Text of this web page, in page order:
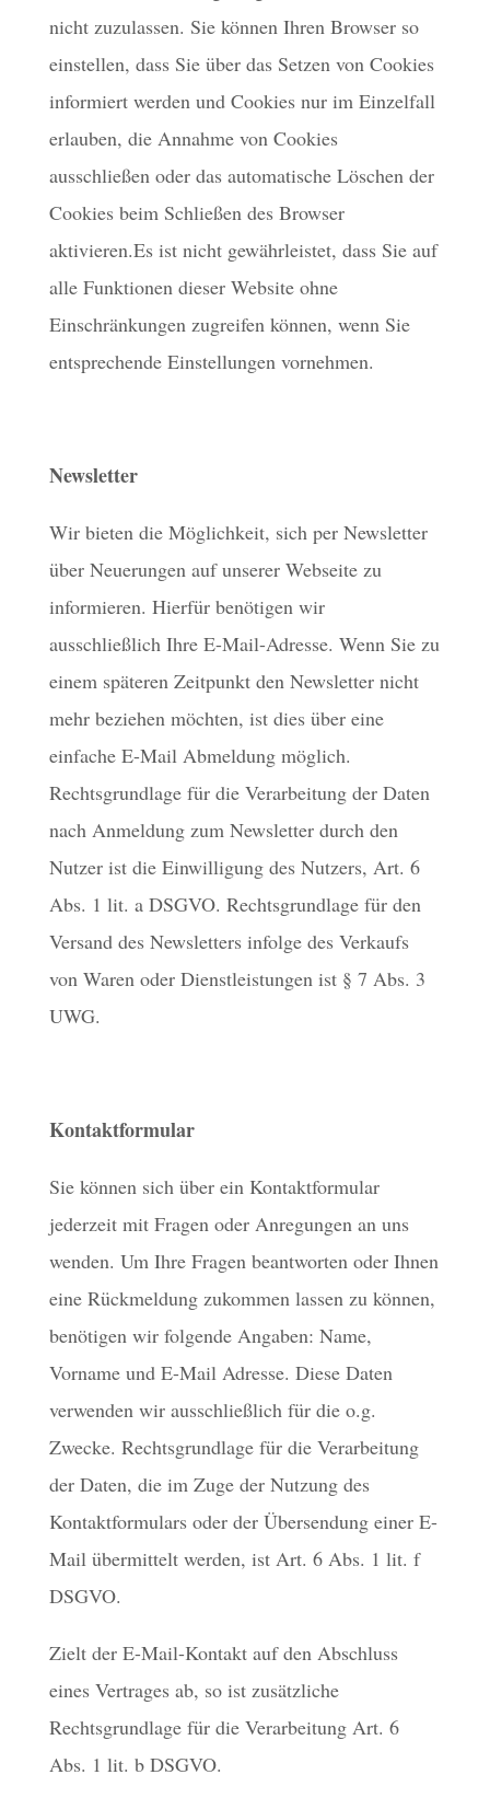
nicht zuzulassen. Sie können Ihren Browser so
einstellen, dass Sie über das Setzen von Cookies
informiert werden und Cookies nur im Einzelfall
erlauben, die Annahme von Cookies
ausschließen oder das automatische Löschen der
Cookies beim Schließen des Browser
aktivieren.Es ist nicht gewährleistet, dass Sie auf
alle Funktionen dieser Website ohne
Einschränkungen zugreifen können, wenn Sie
entsprechende Einstellungen vornehmen.
Newsletter
Wir bieten die Möglichkeit, sich per Newsletter
über Neuerungen auf unserer Webseite zu
informieren. Hierfür benötigen wir
ausschließlich Ihre E-Mail-Adresse. Wenn Sie zu
einem späteren Zeitpunkt den Newsletter nicht
mehr beziehen möchten, ist dies über eine
einfache E-Mail Abmeldung möglich.
Rechtsgrundlage für die Verarbeitung der Daten
nach Anmeldung zum Newsletter durch den
Nutzer ist die Einwilligung des Nutzers, Art. 6
Abs. 1 lit. a DSGVO. Rechtsgrundlage für den
Versand des Newsletters infolge des Verkaufs
von Waren oder Dienstleistungen ist § 7 Abs. 3
UWG.
Kontaktformular
Sie können sich über ein Kontaktformular
jederzeit mit Fragen oder Anregungen an uns
wenden. Um Ihre Fragen beantworten oder Ihnen
eine Rückmeldung zukommen lassen zu können,
benötigen wir folgende Angaben: Name,
Vorname und E-Mail Adresse. Diese Daten
verwenden wir ausschließlich für die o.g.
Zwecke. Rechtsgrundlage für die Verarbeitung
der Daten, die im Zuge der Nutzung des
Kontaktformulars oder der Übersendung einer E-
Mail übermittelt werden, ist Art. 6 Abs. 1 lit. f
DSGVO.
Zielt der E-Mail-Kontakt auf den Abschluss
eines Vertrages ab, so ist zusätzliche
Rechtsgrundlage für die Verarbeitung Art. 6
Abs. 1 lit. b DSGVO.